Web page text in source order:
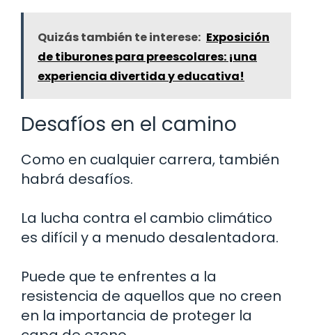
Quizás también te interese: Exposición
de tiburones para preescolares: ¡una
experiencia divertida y educativa!
Desafíos en el camino
Como en cualquier carrera, también
habrá desafíos.
La lucha contra el cambio climático
es difícil y a menudo desalentadora.
Puede que te enfrentes a la
resistencia de aquellos que no creen
en la importancia de proteger la